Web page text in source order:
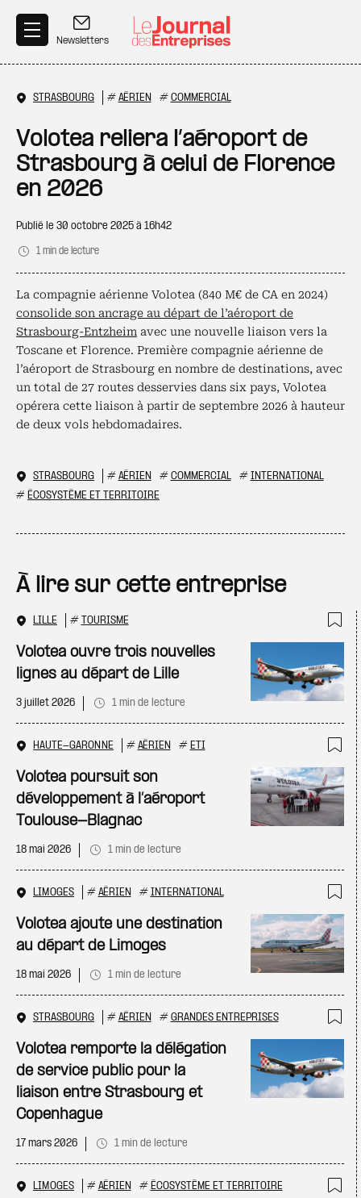
Newsletters
STRASBOURG # AÉRIEN # COMMERCIAL
Volotea reliera l’aéroport de
Strasbourg à celui de Florence
en 2026
Publié le 30 octobre 2025 à 16h42
1 min de lecture
La compagnie aérienne Volotea (840 M€ de CA en 2024)
consolide son ancrage au départ de l’aéroport de
Strasbourg-Entzheim avec une nouvelle liaison vers la
Toscane et Florence. Première compagnie aérienne de
l’aéroport de Strasbourg en nombre de destinations, avec
un total de 27 routes desservies dans six pays, Volotea
opérera cette liaison à partir de septembre 2026 à hauteur
de deux vols hebdomadaires.
STRASBOURG # AÉRIEN # COMMERCIAL # INTERNATIONAL
# ÉCOSYSTÈME ET TERRITOIRE
À lire sur cette entreprise
LILLE # TOURISME
Volotea ouvre trois nouvelles
lignes au départ de Lille
3 juillet 2026 1 min de lecture
HAUTE-GARONNE # AÉRIEN # ETI
Volotea poursuit son
développement à l’aéroport
Toulouse-Blagnac
18 mai 2026 1 min de lecture
LIMOGES # AÉRIEN # INTERNATIONAL
Volotea ajoute une destination
au départ de Limoges
18 mai 2026 1 min de lecture
STRASBOURG # AÉRIEN # GRANDES ENTREPRISES
Volotea remporte la délégation
de service public pour la
liaison entre Strasbourg et
Copenhague
17 mars 2026 1 min de lecture
LIMOGES # AÉRIEN # ÉCOSYSTÈME ET TERRITOIRE